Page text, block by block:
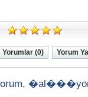
Yorumlar (0)
Yorum